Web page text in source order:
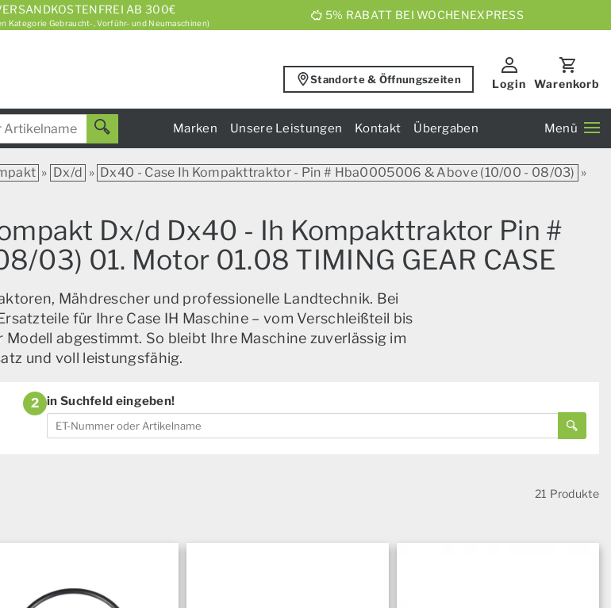
AB 300€
Kategorie Gebraucht-, Vorführ- und Neumaschinen)
5% RABATT BEI WOCHENEXPRESS
Standorte & Öffnungszeiten Login Warenkorb
Marken Unsere Leistungen Kontakt Übergaben Menü
» Dx/d » Dx40 - Case Ih Kompakttraktor - Pin # Hba0005006 & Above (10/00 - 08/03) »
Dx/d Dx40 - Ih Kompakttraktor Pin #
03) 01. Motor 01.08 TIMING GEAR CASE
Mähdrescher und professionelle Landtechnik. Bei
für Ihre Case IH Maschine – vom Verschleißteil bis
abgestimmt. So bleibt Ihre Maschine zuverlässig im
und voll leistungsfähig.
2 in Suchfeld eingeben!
21 Produkte